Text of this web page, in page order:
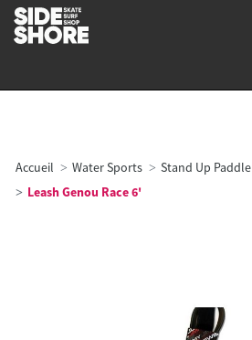
Accueil Water Sports Stand Up Paddle
Leash Genou Race 6'